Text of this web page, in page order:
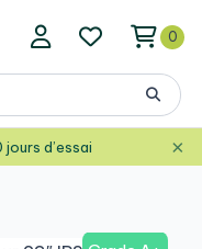
0
jours d’essai ×